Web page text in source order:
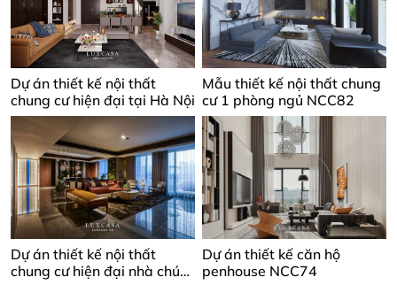
Dự án thiết kế nội thất
chung cư hiện đại tại Hà Nội
Mẫu thiết kế nội thất chung
cư 1 phòng ngủ NCC82
Dự án thiết kế nội thất
chung cư hiện đại nhà chú
Dự án thiết kế căn hộ
penhouse NCC74